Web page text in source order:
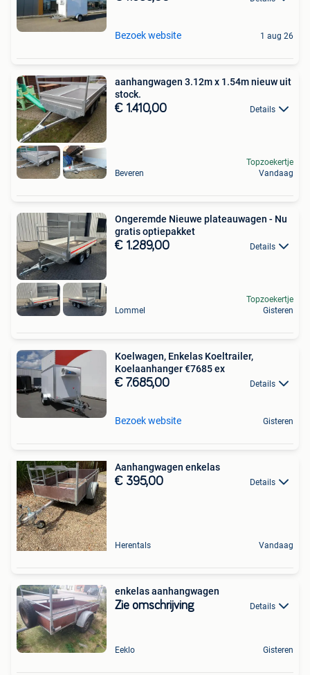
Bezoek website 1 aug 26
aanhangwagen 3.12m x 1.54m nieuw uit
stock.
€ 1.410,00 Details
Beveren
Topzoekertje
Vandaag
Ongeremde Nieuwe plateauwagen - Nu
gratis optiepakket
€ 1.289,00 Details
Lommel
Topzoekertje
Gisteren
Koelwagen, Enkelas Koeltrailer,
Koelaanhanger €7685 ex
€ 7.685,00 Details
Bezoek website Gisteren
Aanhangwagen enkelas
€ 395,00 Details
Herentals Vandaag
enkelas aanhangwagen
Zie omschrijving Details
Eeklo Gisteren